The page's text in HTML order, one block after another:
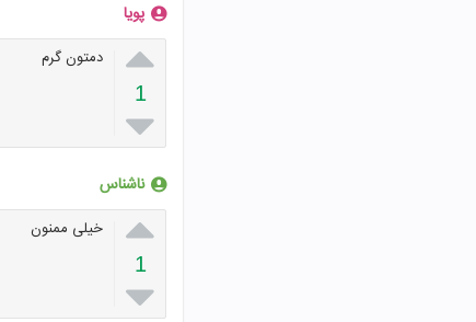
پويا

1

دمتون گرم
ناشناس

1

خیلی ممنون